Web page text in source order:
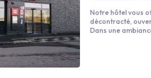
Notre hôtel vous
décontracté,
Dans une
moments de
une cuisine fait-